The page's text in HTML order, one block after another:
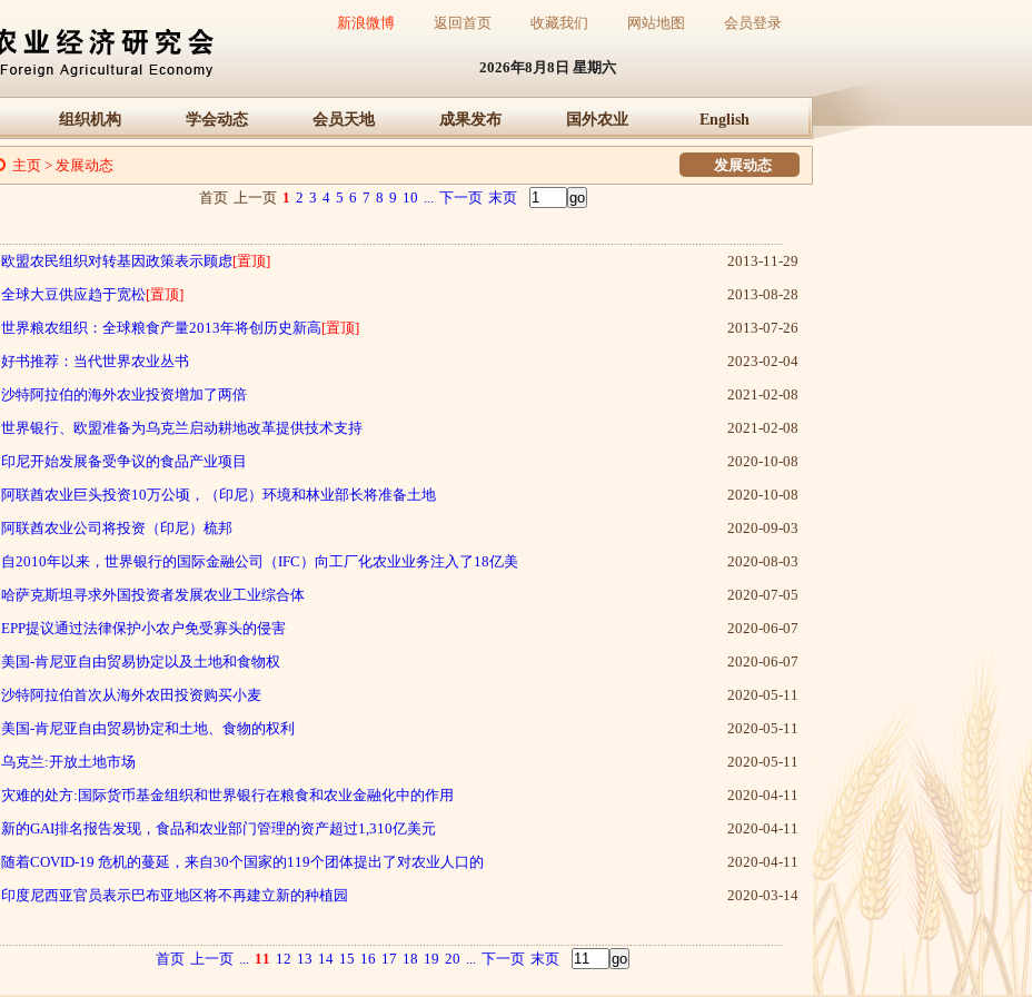
新浪微博 返回首页 收藏我们 网站地图 会员登录
2026年8月8日 星期六
组织机构 学会动态 会员天地 成果发布 国外农业 English
主页 > 发展动态
发展动态
首页 上一页 1 2 3 4 5 6 7 8 9 10 ... 下一页 末页
欧盟农民组织对转基因政策表示顾虑[置顶]
2013-11-29
全球大豆供应趋于宽松[置顶]
2013-08-28
世界粮农组织：全球粮食产量2013年将创历史新高[置顶]
2013-07-26
好书推荐：当代世界农业丛书
2023-02-04
沙特阿拉伯的海外农业投资增加了两倍
2021-02-08
世界银行、欧盟准备为乌克兰启动耕地改革提供技术支持
2021-02-08
印尼开始发展备受争议的食品产业项目
2020-10-08
阿联酋农业巨头投资10万公顷，（印尼）环境和林业部长将准备土地
2020-10-08
阿联酋农业公司将投资（印尼）梳邦
2020-09-03
自2010年以来，世界银行的国际金融公司（IFC）向工厂化农业业务注入了18亿美
2020-08-03
哈萨克斯坦寻求外国投资者发展农业工业综合体
2020-07-05
EPP提议通过法律保护小农户免受寡头的侵害
2020-06-07
美国-肯尼亚自由贸易协定以及土地和食物权
2020-06-07
沙特阿拉伯首次从海外农田投资购买小麦
2020-05-11
美国-肯尼亚自由贸易协定和土地、食物的权利
2020-05-11
乌克兰:开放土地市场
2020-05-11
灾难的处方:国际货币基金组织和世界银行在粮食和农业金融化中的作用
2020-04-11
新的GAI排名报告发现，食品和农业部门管理的资产超过1,310亿美元
2020-04-11
随着COVID-19 危机的蔓延，来自30个国家的119个团体提出了对农业人口的
2020-04-11
印度尼西亚官员表示巴布亚地区将不再建立新的种植园
2020-03-14
首页 上一页 ... 11 12 13 14 15 16 17 18 19 20 ... 下一页 末页